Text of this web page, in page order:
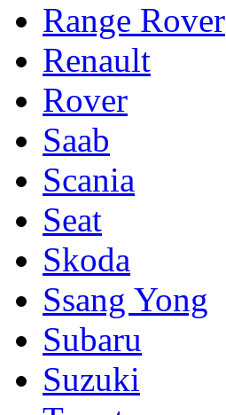
Range Rover
Renault
Rover
Saab
Scania
Seat
Skoda
Ssang Yong
Subaru
Suzuki